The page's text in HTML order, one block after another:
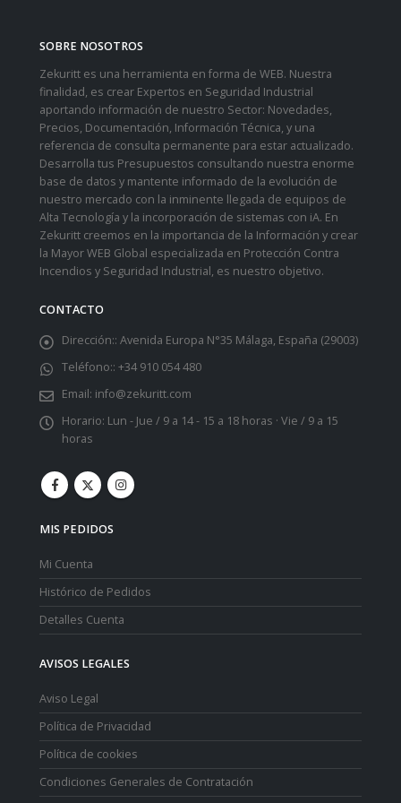
SOBRE NOSOTROS
Zekuritt es una herramienta en forma de WEB. Nuestra
finalidad, es crear Expertos en Seguridad Industrial
aportando información de nuestro Sector: Novedades,
Precios, Documentación, Información Técnica, y una
referencia de consulta permanente para estar actualizado.
Desarrolla tus Presupuestos consultando nuestra enorme
base de datos y mantente informado de la evolución de
nuestro mercado con la inminente llegada de equipos de
Alta Tecnología y la incorporación de sistemas con iA. En
Zekuritt creemos en la importancia de la Información y crear
la Mayor WEB Global especializada en Protección Contra
Incendios y Seguridad Industrial, es nuestro objetivo.
CONTACTO
Dirección:: Avenida Europa N°35 Málaga, España (29003)
Teléfono:: +34 910 054 480
Email: info@zekuritt.com
Horario: Lun - Jue / 9 a 14 - 15 a 18 horas · Vie / 9 a 15
horas
MIS PEDIDOS
Mi Cuenta
Histórico de Pedidos
Detalles Cuenta
AVISOS LEGALES
Aviso Legal
Política de Privacidad
Política de cookies
Condiciones Generales de Contratación